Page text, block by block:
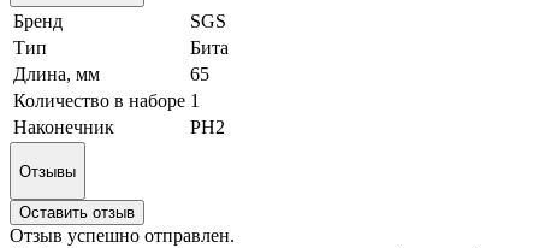
Бренд
SGS
Тип
Бита
Длина, мм
65
Количество в наборе 1
Наконечник
PH2
Отзывы
Оставить отзыв
Отзыв успешно отправлен.